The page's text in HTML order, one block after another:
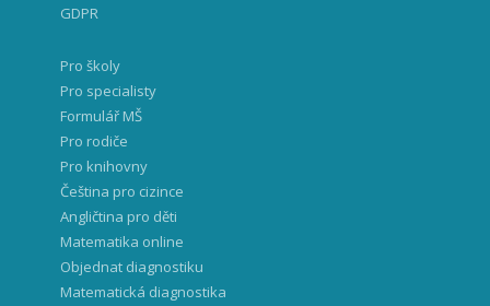
GDPR
Pro školy
Pro specialisty
Formulář MŠ
Pro rodiče
Pro knihovny
Čeština pro cizince
Angličtina pro děti
Matematika online
Objednat diagnostiku
Matematická diagnostika